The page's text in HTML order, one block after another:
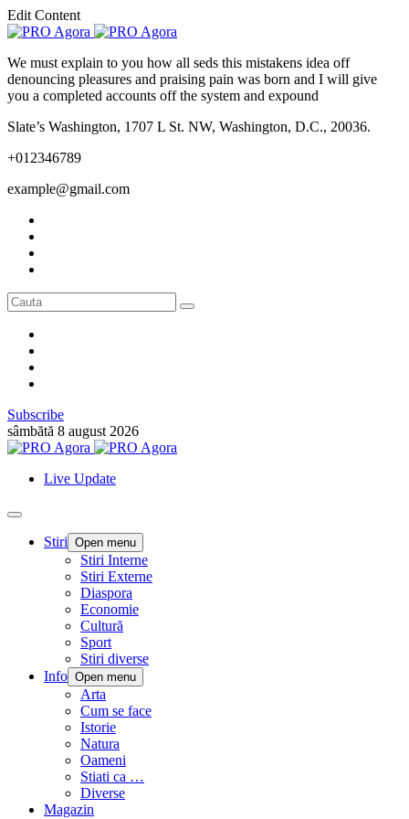
Edit Content
We must explain to you how all seds this mistakens idea off
denouncing pleasures and praising pain was born and I will give
you a completed accounts off the system and expound
Slate’s Washington, 1707 L St. NW, Washington, D.C., 20036.
+012346789
example@gmail.com
Subscribe
sâmbătă 8 august 2026
Live Update
Stiri Open menu
Stiri Interne
Stiri Externe
Diaspora
Economie
Cultură
Sport
Stiri diverse
Info Open menu
Arta
Cum se face
Istorie
Natura
Oameni
Stiati ca …
Diverse
Magazin